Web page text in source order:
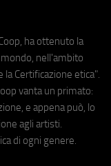
ha ottenuto la
nell'ambito
la Certificazione etica".
vanta un primato:
e appena può, lo
agli artisti.
di ogni genere.